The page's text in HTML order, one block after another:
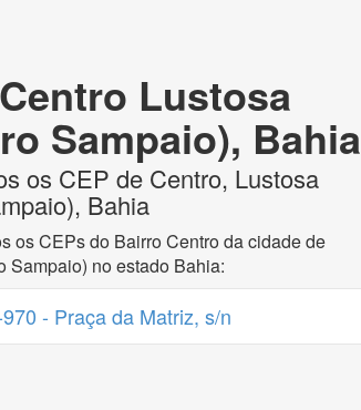
Lustosa
Sampaio), Bahia
os CEP de Centro, Lustosa
Bahia
os CEPs do Bairro Centro da cidade de
Sampaio) no estado Bahia:
- Praça da Matriz, s/n